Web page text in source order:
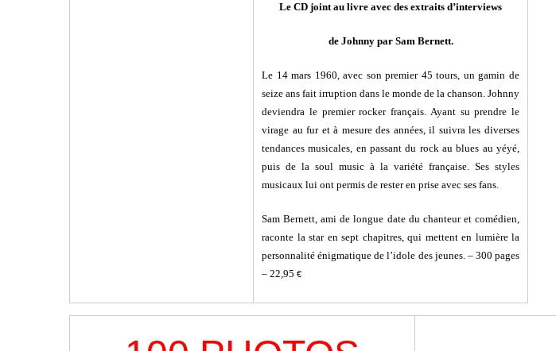
Le CD joint au livre avec des extraits d’interviews
de Johnny par Sam Bernett.
Le 14 mars 1960, avec son premier 45 tours, un gamin de
seize ans fait irruption dans le monde de la chanson. Johnny
deviendra le premier rocker français. Ayant su prendre le
virage au fur et à mesure des années, il suivra les diverses
tendances musicales, en passant du rock au blues au yéyé,
puis de la soul music à la variété française. Ses styles
musicaux lui ont permis de resteren prise avec ses fans.
Sam Bernett, ami de longue date du chanteur et comédien,
raconte la star en sept chapitres, qui mettent en lumière la
personnalitéénigmatique de l’idole des jeunes. – 300 pages
– 22,95 €